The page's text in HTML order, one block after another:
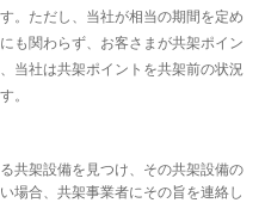
。ただし、当社が相当の期間を定め
も関わらず、お客さまが共架ポイン
当社は共架ポイントを共架前の状況
。
共架設備を見つけ、その共架設備の
場合、共架事業者にその旨を連絡し